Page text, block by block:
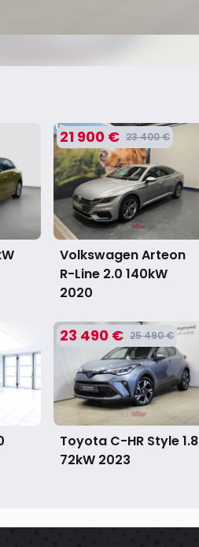
21 900 € 23 400 €
Volkswagen Arteon
R-Line 2.0 140kW
2020
23 490 € 25 490 €
Toyota C-HR Style 1.8
72kW 2023